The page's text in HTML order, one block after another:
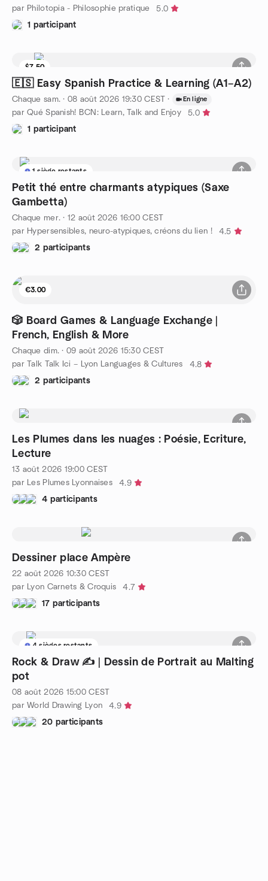
par Philotopia - Philosophie pratique
5.0
1 participant
$7.50
6 sièges restants
🇪🇸 Easy Spanish Practice & Learning (A1–A2)
Chaque sam. · 08 août 2026 19:30 CEST · En ligne
par Qué Spanish! BCN: Learn, Talk and Enjoy
5.0
1 participant
1 siège restants
Petit thé entre charmants atypiques (Saxe
Gambetta)
Chaque mer. · 12 août 2026 16:00 CEST
par Hypersensibles, neuro-atypiques, créons du lien !
4.5
2 participants
€3.00
🎲 Board Games & Language Exchange |
French, English & More
Chaque dim. · 09 août 2026 15:30 CEST
par Talk Talk Ici – Lyon Languages & Cultures
4.8
2 participants
Les Plumes dans les nuages : Poésie, Ecriture,
Lecture
13 août 2026 19:00 CEST
par Les Plumes Lyonnaises
4.9
4 participants
Dessiner place Ampère
22 août 2026 10:30 CEST
par Lyon Carnets & Croquis
4.7
17 participants
4 sièges restants
Rock & Draw ✍️ | Dessin de Portrait au Malting
pot
08 août 2026 15:00 CEST
par World Drawing Lyon
4.9
20 participants